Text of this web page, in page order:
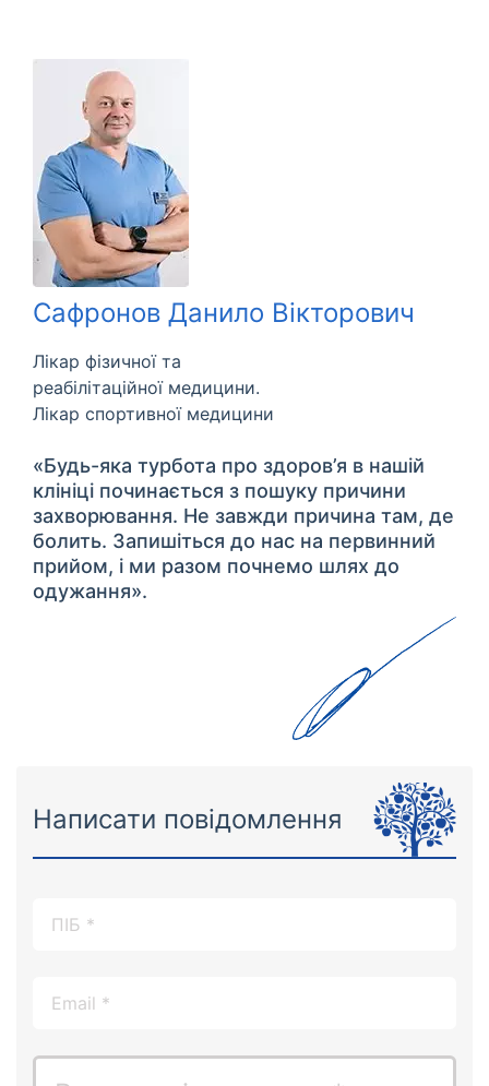
Сафронов Данило Вікторович
Лікар фізичної та
реабілітаційної медицини.
Лікар спортивної медицини
«Будь-яка турбота про здоров’я в нашій
клініці починається з пошуку причини
захворювання. Не завжди причина там, де
болить. Запишіться до нас на первинний
прийом, і ми разом почнемо шлях до
одужання».
Написати повідомлення